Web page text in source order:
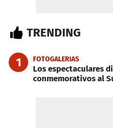
TRENDING
1 FOTOGALERIAS
Los espectaculares
conmemorativos al